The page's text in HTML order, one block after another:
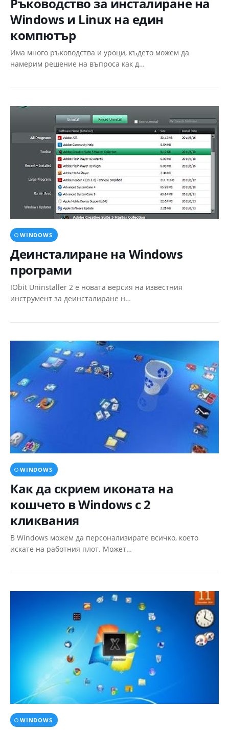
Windows и Linux на един
компютър
Има много ръководства и уроци, където можем да
намерим решение на въпроса как д…
WINDOWS
Деинсталиране на Windows
програми
IObit Uninstaller 2 е новата версия на известния
инструмент за деинсталиране н…
WINDOWS
Как да скрием иконата на
кошчето в Windows с 2
кликвания
В Windows можем да персонализирате всичко, което
искате на работния плот. Может…
WINDOWS